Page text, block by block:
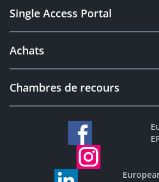
Single Access Portal
Achats
Chambres de recours